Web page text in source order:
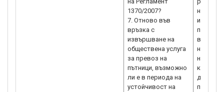
1370/2007?
7. Отново във
връзка с
извършване на
обществена услуга
за превоз на
пътници, възможно
ли е в периода на
устойчивост на
на
и за
на
на
когато